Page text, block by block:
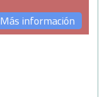
Más información